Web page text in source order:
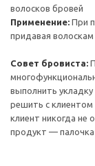
волосков бровей
Применение: При
придавая
Совет бровиста:
выполнить
решить с клиентом
клиент никогда не
продукт —